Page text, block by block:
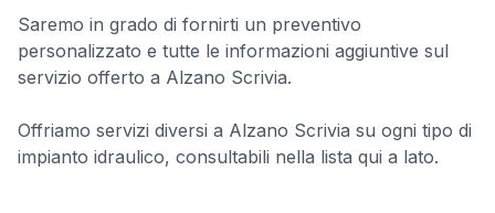
Saremo in grado di fornirti un preventivo
personalizzato e tutte le informazioni aggiuntive sul
servizio offerto a Alzano Scrivia.
Offriamo servizi diversi a Alzano Scrivia su ogni tipo di
impianto idraulico, consultabili nella lista qui a lato.